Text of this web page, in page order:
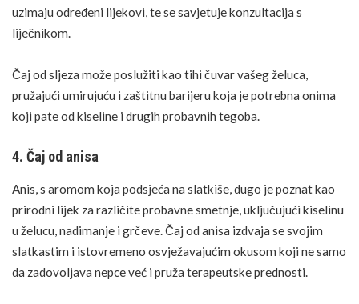
uzimaju određeni lijekovi, te se savjetuje konzultacija s
liječnikom.
Čaj od sljeza može poslužiti kao tihi čuvar vašeg želuca,
pružajući umirujuću i zaštitnu barijeru koja je potrebna onima
koji pate od kiseline i drugih probavnih tegoba.
4. Čaj od anisa
Anis, s aromom koja podsjeća na slatkiše, dugo je poznat kao
prirodni lijek za različite probavne smetnje, uključujući kiselinu
u želucu, nadimanje i grčeve. Čaj od anisa izdvaja se svojim
slatkastim i istovremeno osvježavajućim okusom koji ne samo
da zadovoljava nepce već i pruža terapeutske prednosti.